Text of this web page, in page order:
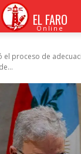
EL FARO
Online
el proceso de